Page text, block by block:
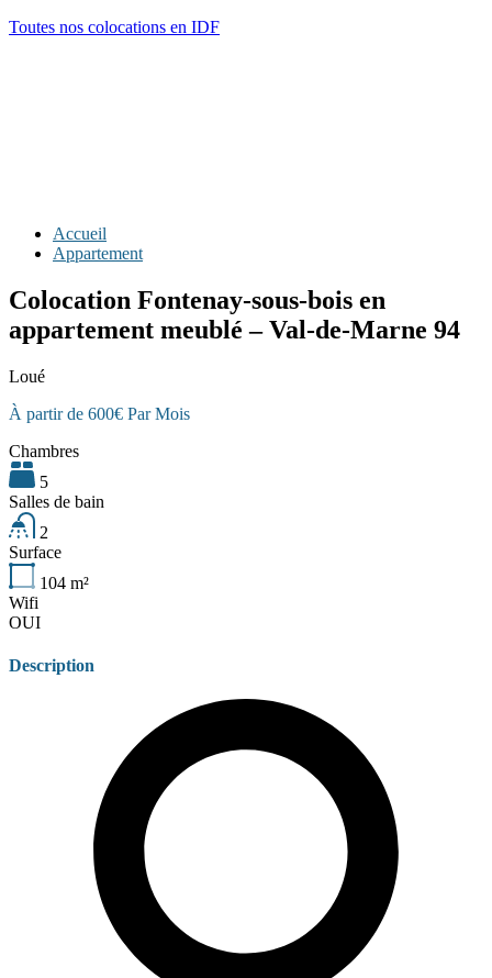
Toutes nos colocations en IDF
Accueil
Appartement
Colocation Fontenay-sous-bois en
appartement meublé – Val-de-Marne 94
Loué
À partir de 600€ Par Mois
Chambres
5
Salles de bain
2
Surface
104 m²
Wifi
OUI
Description